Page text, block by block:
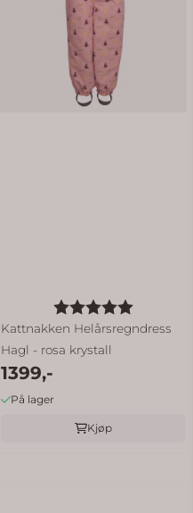
Karakter: 5.0 av 5
Kattnakken Helårsregndress
Hagl - rosa krystall
1399,-
På lager
Kjøp